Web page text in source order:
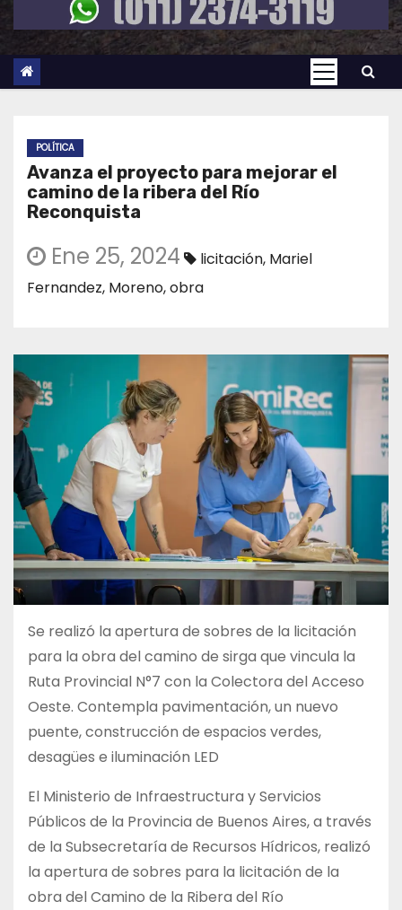
POLÍTICA
Avanza el proyecto para mejorar el
camino de la ribera del Río
Reconquista
Ene 25, 2024 licitación, Mariel
Fernandez, Moreno,obra
Se realizó la apertura de sobres de la licitación
para la obra del camino de sirga que vincula la
Ruta Provincial N°7 con la Colectora del Acceso
Oeste. Contempla pavimentación, un nuevo
puente, construcción de espacios verdes,
desagües e iluminación LED
El Ministerio de Infraestructura y Servicios
Públicos de la Provincia de Buenos Aires, a través
de la Subsecretaría de Recursos Hídricos, realizó
la apertura de sobres para la licitación de la
obra del Camino de la Ribera del Río